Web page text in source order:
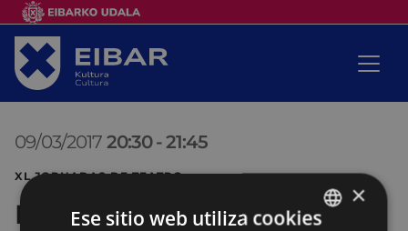
09/03/2017 20:30 -21:45
XL JORNADAS DE TEATRO
Los malditos
×
Ese sitio web utiliza cookies